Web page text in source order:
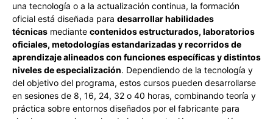
una tecnología o a la actualización continua, la formación
oficial está diseñada para desarrollar habilidades
técnicas mediante contenidos estructurados, laboratorios
oficiales, metodologías estandarizadas y recorridos de
aprendizaje alineados con funciones específicas y distintos
niveles de especialización. Dependiendo de la tecnología y
del objetivo del programa, estos cursos pueden desarrollarse
en sesiones de 8, 16, 24, 32 o 40 horas, combinando teoría y
práctica sobre entornos diseñados por el fabricante para